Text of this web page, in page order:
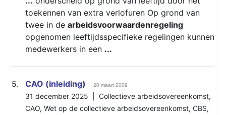
toekennen van extra verlofuren Op grond van
twee in de arbeidsvoorwaardenregeling
opgenomen leeftijdsspecifieke regelingen kunnen
medewerkers in een ...
5. CAO (inleiding) 20 maart 2009
31 december 2025 | Collectieve arbeidsovereenkomst,
CAO, Wet op de collectieve arbeidsovereenkomst, CBS,